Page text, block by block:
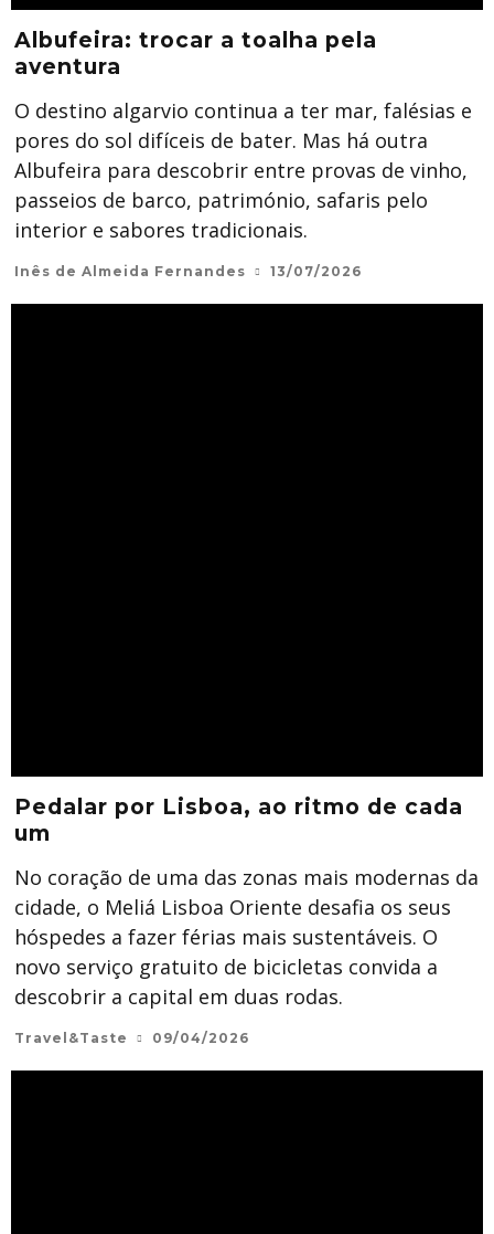
Albufeira: trocar a toalha pela
aventura
O destino algarvio continua a ter mar, falésias e
pores do sol difíceis de bater. Mas há outra
Albufeira para descobrir entre provas de vinho,
passeios de barco, património, safaris pelo
interior e sabores tradicionais.
Inês de Almeida Fernandes 13/07/2026
Pedalar por Lisboa, ao ritmo de cada
um
No coração de uma das zonas mais modernas da
cidade, o Meliá Lisboa Oriente desafia os seus
hóspedes a fazer férias mais sustentáveis. O
novo serviço gratuito de bicicletas convida a
descobrir a capital em duas rodas.
Travel&Taste 09/04/2026